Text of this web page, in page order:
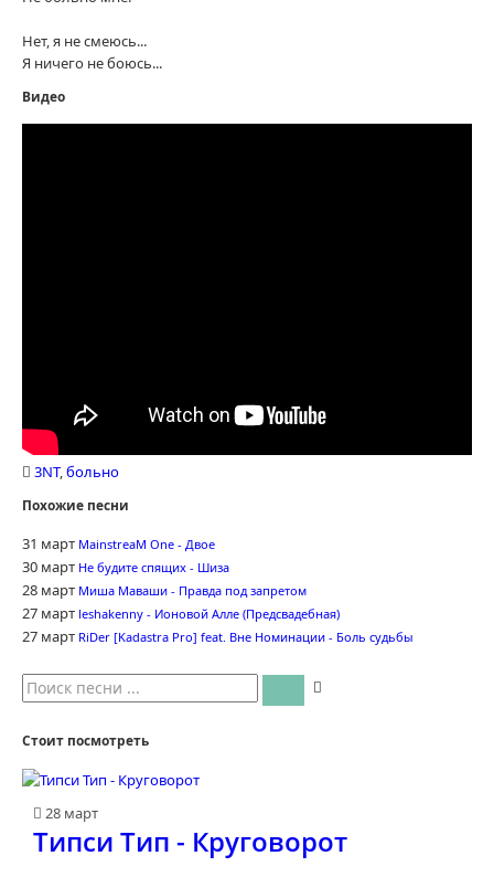
Нет, я не смеюсь...
Я ничего не боюсь...
Видео
3NT, больно
Похожие песни
31 март MainstreaM One - Двое
30 март Не будите спящих - Шиза
28 март Миша Маваши - Правда под запретом
27 март leshakenny - Ионовой Алле (Предсвадебная)
27 март RiDer [Kadastra Pro] feat. Вне Номинации - Боль судьбы
Стоит посмотреть
28 март
Типси Тип - Круговорот